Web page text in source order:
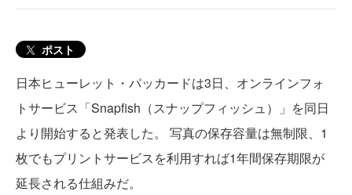
ポスト
日本ヒューレット・パッカードは3日、オンラインフォ
トサービス「Snapfish（スナップフィッシュ）」を同日
より開始すると発表した。 写真の保存容量は無制限、1
枚でもプリントサービスを利用すれば1年間保存期限が
延長される仕組みだ。